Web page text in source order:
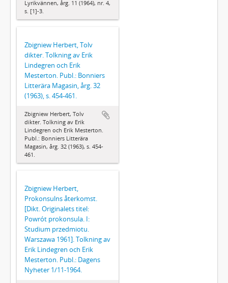
Lyrikvännen, årg. 11 (1964), nr. 4,
s. [1]-3.
Zbigniew Herbert, Tolv
dikter. Tolkning av Erik
Lindegren och Erik
Mesterton. Publ.: Bonniers
Litterära Magasin, årg. 32
(1963), s. 454-461.
Zbigniew Herbert, Tolv
dikter. Tolkning av Erik
Lindegren och Erik Mesterton.
Publ.: Bonniers Litterära
Magasin, årg. 32 (1963), s. 454-
461.
Zbigniew Herbert,
Prokonsulns återkomst.
[Dikt. Originalets titel:
Powrót prokonsula. I:
Studium przedmiotu.
Warszawa 1961]. Tolkning av
Erik Lindegren och Erik
Mesterton. Publ.: Dagens
Nyheter 1/11-1964.